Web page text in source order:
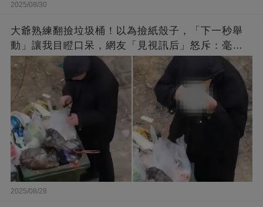
2025/08/30
大爺熟練翻撿垃圾桶！以為撿紙殼子，「下一秒舉
動」讓我目瞪口呆，網友「見視訊后」怒斥：毫無
底線
2025/08/28